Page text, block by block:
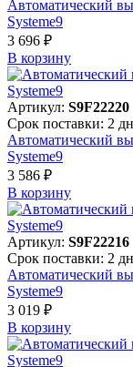
Автоматический
Systeme9
3 696 ₽
В корзинy
Артикул: S9F22220
Срок поставки: 2
Автоматический
Systeme9
3 586 ₽
В корзинy
Артикул: S9F22216
Срок поставки: 2
Автоматический
Systeme9
3 019 ₽
В корзинy